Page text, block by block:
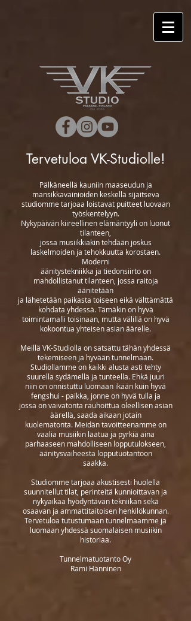
Pälkäneellä kauniin maaseudun ja
mansikkavainioiden keskellä sijaitseva
studiomme tarjoaa loistavat puitteet luovaan
työskentelyyn.
Nykypäivän kiireellinen elämäntyyli on luonut
tilanteen,
jossa musiikkiakin tehdään joskus
laskelmoiden ja tehokkuutta korostaen.
Moderni
äänitystekniikka ja tiedonsiirto on
mahdollistanut tilanteen, jossa raitoja
äänitetään
ja lähetetään paikasta toiseen eikä välttämättä
kohdata yhdessä. Tämäkin on hyvä
toimintamalli toisinaan, mutta välillä on hyvä
kokoontua yhteisen asian äärelle.
Meillä VK-Studiolla on satsattu tähän yhdessä
tekemiseen ja hyvään tunnelmaan.
Studiollamme on kaikki alusta asti tehty
suurella sydämellä ja tunteella. Ehkä juuri
niin on onnistuttu luomaan ikään kuin hyvä
fengshui - paikka, jonne on hyvä tulla ja
jossa on vaivatonta rauhoittua oleellisen asian
äärellä, saada aikaan jotain
kuolematonta. Meidän tavoitteenamme on
vaalia musiikin laatua ja pyrkiä aina
parhaaseen mahdolliseen lopputulokseen,
äänitysvaiheesta lopputuotantoon
saakka.
Studiomme tarjoaa akustisesti huolella
suunnitellut tilat, perinteitä kunnioittavan ja
nykyaikaa hyödyntävän tekniikan sekä
osaavan ja ammattitaitoisen henkilökunnan.
Tervetuloa tutustumaan tunnelmaamme ja
luomaan yhdessä suomalaisen musiikin
historiaa.
Tunnelmatuotanto Oy
Rami Hänninen
Tervetuloa VK-Studiolle!